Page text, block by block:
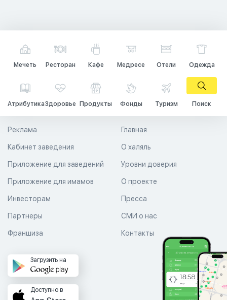
Мечеть Ресторан Кафе Медресе Отели Одежда
АтрибутикаЗдоровье Продукты Фонды Туризм Поиск
Главная
О халяль
Уровни доверия
Реклама
Кабинет заведения
Приложение для заведений
Приложение для имамов О проекте
Пресса
СМИ о нас
Контакты
Инвесторам
Партнеры
Франшиза
Загрузить на
Доступно в